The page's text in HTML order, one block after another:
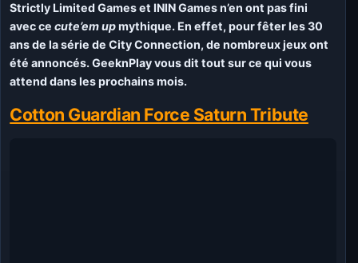
Strictly Limited Games et ININ Games n’en ont pas fini
avec cecute’em upmythique. En effet, pour fêter les 30
ans de la série de City Connection, de nombreux jeux ont
été annoncés. GeeknPlay vous dit tout sur ce qui vous
attend dans les prochains mois.
Cotton Guardian Force Saturn Tribute